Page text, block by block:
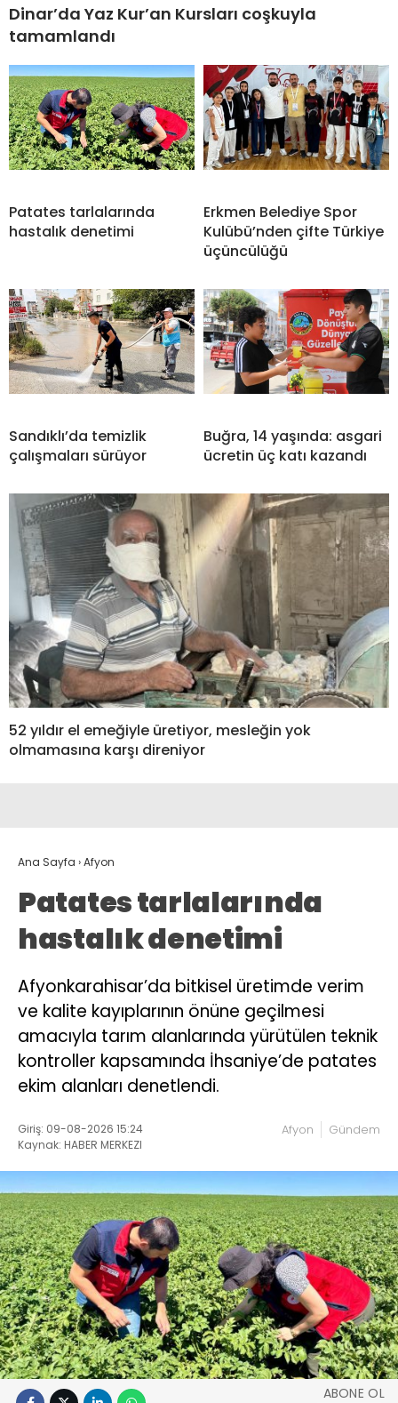
Dinar’da Yaz Kur’an Kursları coşkuyla
tamamlandı
Patates tarlalarında
hastalık denetimi
Erkmen Belediye Spor
Kulübü’nden çifte Türkiye
üçüncülüğü
Sandıklı’da temizlik
çalışmaları sürüyor
Buğra, 14 yaşında: asgari
ücretin üç katı kazandı
52 yıldır el emeğiyle üretiyor, mesleğin yok
olmamasına karşı direniyor
Ana Sayfa ›Afyon
Patates tarlalarında
hastalık denetimi
Afyonkarahisar’da bitkisel üretimde verim
ve kalite kayıplarının önüne geçilmesi
amacıyla tarım alanlarında yürütülen teknik
kontroller kapsamında İhsaniye’de patates
ekim alanları denetlendi.
Giriş: 09-08-2026 15:24
Kaynak: HABER MERKEZI
Afyon Gündem
ABONE OL